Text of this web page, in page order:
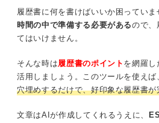
を惹きつけるコツ
郵送：送付状を添え
メール：件名や内容
手渡し：志望先の
履歴書に何を書けばいいか困っていま
時間の中で準備する必要があるので、
てはいけません。
そんな時は履歴書のポイント を網羅し
活用しましょう。このツールを使えば
穴埋めするだけで、好印象な履歴書が
文章はAIが作成してくれるうえに、
経歴別！ 美容師の履歴書の志望
例文②経験者の場合